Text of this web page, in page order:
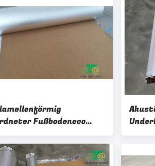
Fußbodeneco
3mm
cbm für Bodenbelag-